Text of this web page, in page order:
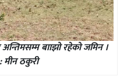
बााझो रहेको जमिन ।
मीन ठकुरी